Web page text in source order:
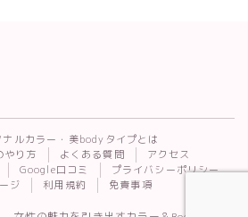
ナルカラー・美bodyタイプとは
やり方
よくある質問
アクセス
Google口コミ
プライバシーポリシー
ジ
利用規約 免責事項